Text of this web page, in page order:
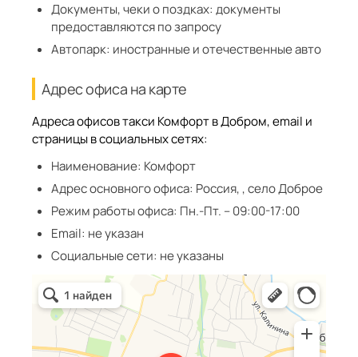
Документы, чеки о поздках: документы
предоставляются по запросу
Автопарк: иностранные и отечественные авто
Адрес офиса на карте
Адреса офисов такси Комфорт в Добром, email и
страницы в социальных сетях:
Наименование: Комфорт
Адрес основного офиса: Россия, , село Доброе
Режим работы офиса: Пн.-Пт. – 09:00-17:00
Email: не указан
Социальные сети: не указаны